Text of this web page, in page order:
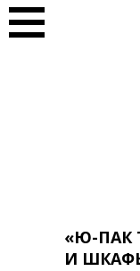
«Ю-ПАК
И